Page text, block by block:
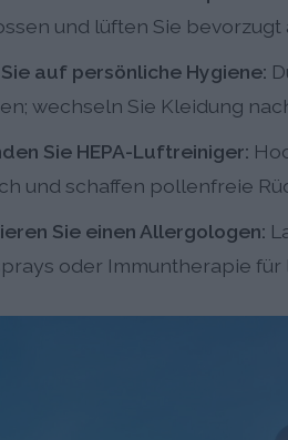
und lüften Sie
auf persönliche Hygiene:
wechseln Sie Kleidung
Sie HEPA-Luftreiniger:
und schaffen pollenfreie
Sie einen Allergologen:
oder Immuntherapie